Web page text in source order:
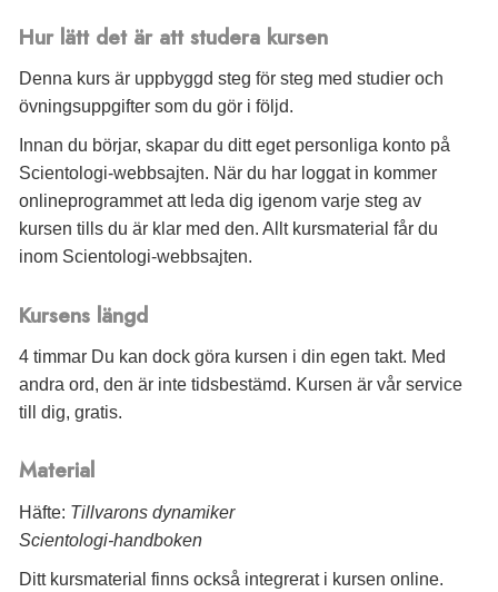
Hur lätt det är att studera kursen
Denna kurs är uppbyggd steg för steg med studier och
övningsuppgifter som du gör i följd.
Innan du börjar, skapar du ditt eget personliga konto på
Scientologi-webbsajten. När du har loggat in kommer
onlineprogrammet att leda dig igenom varje steg av
kursen tills du är klar med den. Allt kursmaterial får du
inom Scientologi-webbsajten.
Kursens längd
4 timmar Du kan dock göra kursen i din egen takt. Med
andra ord, den är inte tidsbestämd. Kursen är vår service
till dig, gratis.
Material
Häfte: Tillvarons dynamiker
Scientologi-handboken
Ditt kursmaterial finns också integrerat i kursen online.